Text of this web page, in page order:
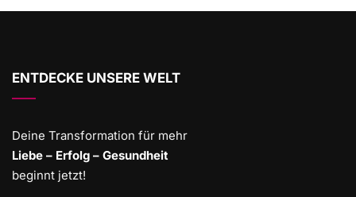
ENTDECKE UNSERE WELT
Deine Transformation für mehr
Liebe – Erfolg – Gesundheit
beginnt jetzt!